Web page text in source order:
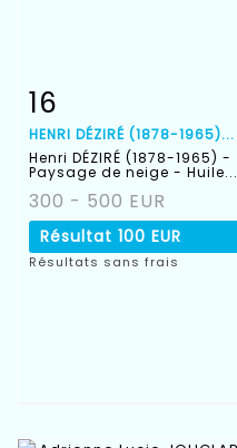
Fiche détaillée
16
HENRI DÉZIRÉ (1878-1965)...
Henri DÉZIRÉ (1878-1965) -
Paysage de neige - Huile...
300 - 500 EUR
Résultat 100 EUR
Résultats sans frais